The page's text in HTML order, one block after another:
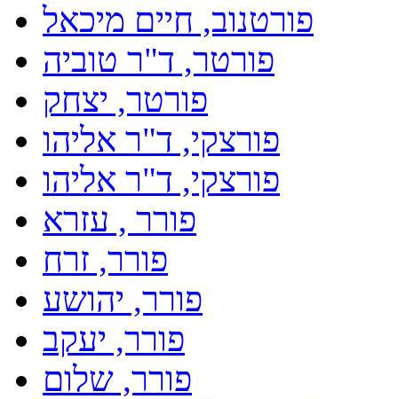
פורטנוב, חיים מיכאל
פורטר, ד"ר טוביה
פורטר, יצחק
פורצקי, ד"ר אליהו
פורצקי, ד"ר אליהו
פורר , עזרא
פורר, זרח
פורר, יהושע
פורר, יעקב
פורר, שלום